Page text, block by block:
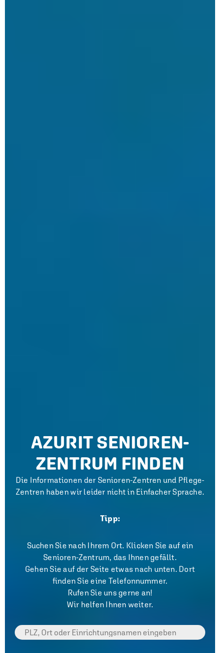
AZURIT SENIOREN-
ZENTRUM FINDEN
Die Informationen der Senioren-Zentren und Pflege-
Zentren haben wir leider nicht in Einfacher Sprache.
Tipp:
Suchen Sie nach Ihrem Ort. Klicken Sie auf ein
Senioren-Zentrum, das Ihnen gefällt.
Gehen Sie auf der Seite etwas nach unten. Dort
finden Sie eine Telefonnummer.
Rufen Sie uns gerne an!
Wir helfen Ihnen weiter.